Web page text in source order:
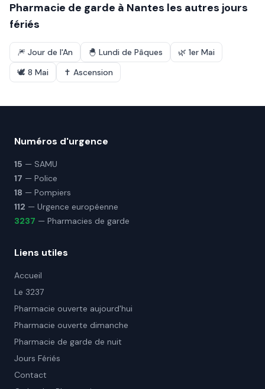
Pharmacie de garde à Nantes les autres jours
fériés
🎆 Jour de l'An 🐣 Lundi de Pâques 🌿 1er Mai
🕊️ 8 Mai ✝️ Ascension
Numéros d'urgence
15 — SAMU
17 — Police
18 — Pompiers
112 — Urgence européenne
3237 — Pharmacies de garde
Liens utiles
Accueil
Le 3237
Pharmacie ouverte aujourd'hui
Pharmacie ouverte dimanche
Pharmacie de garde de nuit
Jours Fériés
Contact